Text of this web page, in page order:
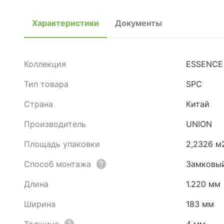
Характеристики Документы
Коллекция
ESSENCE
Тип товара
SPC
Страна
Китай
Производитель
UNION
Площадь упаковки
2,2326
Способ монтажа
Длина
1.220 мм
Ширина
183 мм